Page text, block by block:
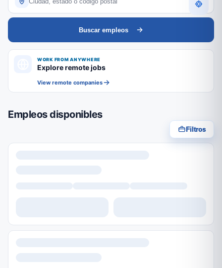
Buscar empleos
WORK FROM ANYWHERE
Explore remote jobs
View remote companies
Empleos disponibles
Filtros